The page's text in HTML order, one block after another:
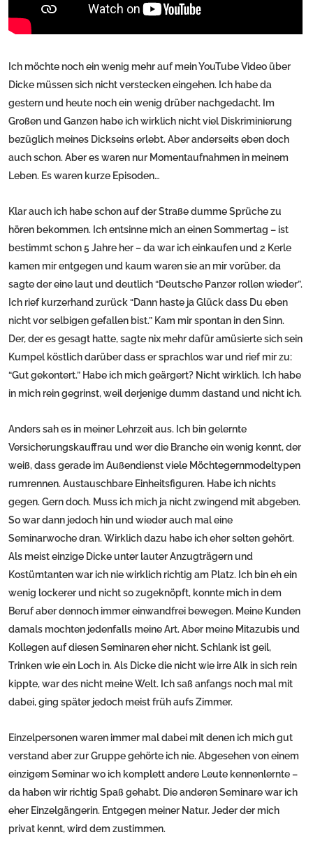
Ich möchte noch ein wenig mehr auf mein YouTube Video über
Dicke müssen sich nicht verstecken eingehen. Ich habe da
gestern und heute noch ein wenig drüber nachgedacht. Im
Großen und Ganzen habe ich wirklich nicht viel Diskriminierung
bezüglich meines Dickseins erlebt. Aber anderseits eben doch
auch schon. Aber es waren nur Momentaufnahmen in meinem
Leben. Es waren kurze Episoden…
Klar auch ich habe schon auf der Straße dumme Sprüche zu
hören bekommen. Ich entsinne mich an einen Sommertag – ist
bestimmt schon 5 Jahre her – da war ich einkaufen und 2 Kerle
kamen mir entgegen und kaum waren sie an mir vorüber, da
sagte der eine laut und deutlich “Deutsche Panzer rollen wieder”.
Ich rief kurzerhand zurück “Dann haste ja Glück dass Du eben
nicht vor selbigen gefallen bist.” Kam mir spontan in den Sinn.
Der, der es gesagt hatte, sagte nix mehr dafür amüsierte sich sein
Kumpel köstlich darüber dass er sprachlos war und rief mir zu:
“Gut gekontert.” Habe ich mich geärgert? Nicht wirklich. Ich habe
in mich rein gegrinst, weil derjenige dumm dastand und nicht ich.
Anders sah es in meiner Lehrzeit aus. Ich bin gelernte
Versicherungskauffrau und wer die Branche ein wenig kennt, der
weiß, dass gerade im Außendienst viele Möchtegernmodeltypen
rumrennen. Austauschbare Einheitsfiguren. Habe ich nichts
gegen. Gern doch. Muss ich mich ja nicht zwingend mit abgeben.
So war dann jedoch hin und wieder auch mal eine
Seminarwoche dran. Wirklich dazu habe ich eher selten gehört.
Als meist einzige Dicke unter lauter Anzugträgern und
Kostümtanten war ich nie wirklich richtig am Platz. Ich bin eh ein
wenig lockerer und nicht so zugeknöpft, konnte mich in dem
Beruf aber dennoch immer einwandfrei bewegen. Meine Kunden
damals mochten jedenfalls meine Art. Aber meine Mitazubis und
Kollegen auf diesen Seminaren eher nicht. Schlank ist geil,
Trinken wie ein Loch in. Als Dicke die nicht wie irre Alk in sich rein
kippte, war des nicht meine Welt. Ich saß anfangs noch mal mit
dabei, ging später jedoch meist früh aufs Zimmer.
Einzelpersonen waren immer mal dabei mit denen ich mich gut
verstand aber zur Gruppe gehörte ich nie. Abgesehen von einem
einzigem Seminar wo ich komplett andere Leute kennenlernte –
da haben wir richtig Spaß gehabt. Die anderen Seminare war ich
eher Einzelgängerin. Entgegen meiner Natur. Jeder der mich
privat kennt, wird dem zustimmen.